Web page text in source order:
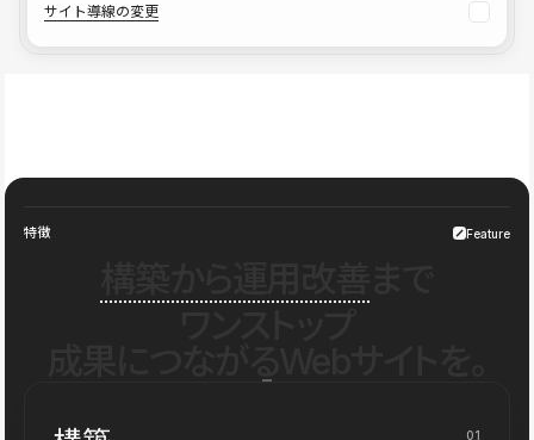
サイト導線の変更
特徴 Feature
01